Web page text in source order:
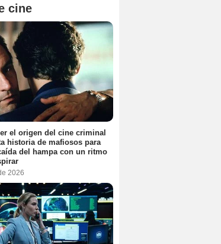
cine
el origen del cine criminal
historia de mafiosos para
del hampa con un ritmo
2026